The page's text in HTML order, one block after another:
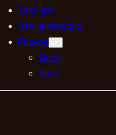
Техника
Это интересно
Разное
Досуг
Авто